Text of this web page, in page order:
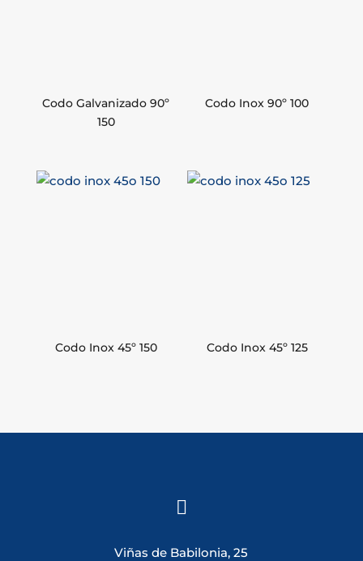
Codo Galvanizado 90º
150
Codo Inox 90º 100
Codo Inox 45º 150 Codo Inox 45º 125

Viñas de Babilonia, 25